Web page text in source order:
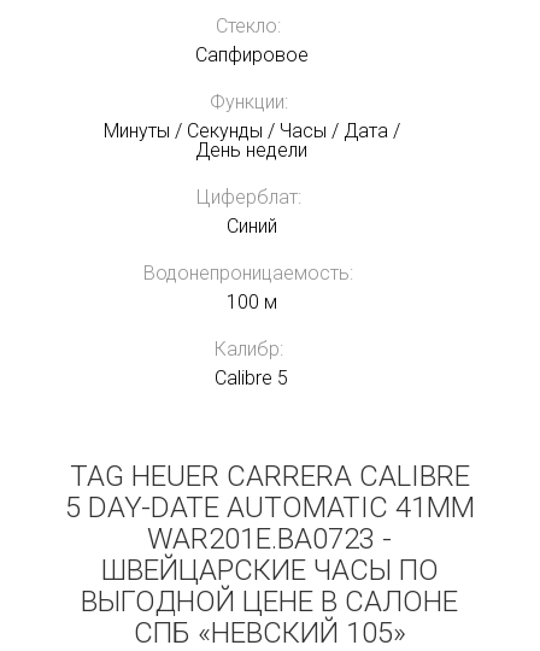
Стекло:
Сапфировое
Функции:
Минуты / Секунды / Часы / Дата /
День недели
Циферблат:
Синий
Водонепроницаемость:
100 м
Калибр:
Calibre 5
TAG HEUER CARRERA CALIBRE
5 DAY-DATE AUTOMATIC 41MM
WAR201E.BA0723 -
ШВЕЙЦАРСКИЕ ЧАСЫ ПО
ВЫГОДНОЙ ЦЕНЕ В САЛОНЕ
СПБ «НЕВСКИЙ 105»